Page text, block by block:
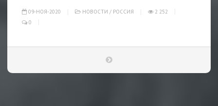
09-НОЯ-2020 НОВОСТИ / РОССИЯ
2 252
0